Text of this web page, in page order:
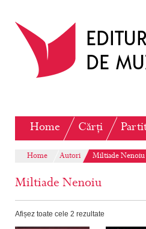
Home Cărți
Home Autori Miltiade Nenoiu
Miltiade Nenoiu
Afișez toate cele 2 rezultate